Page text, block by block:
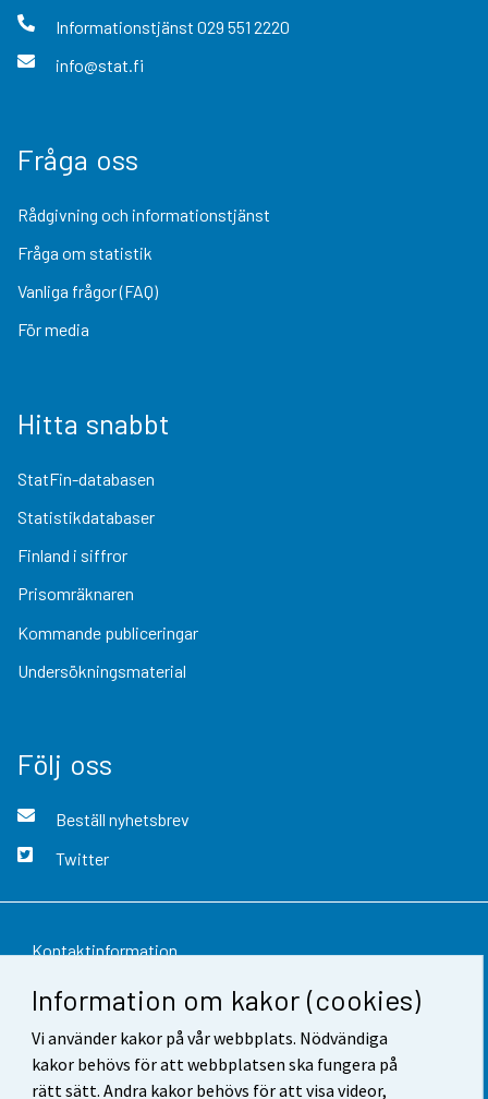
Information om kakor (cookies)
Vi använder kakor på vår webbplats. Nödvändiga
kakor behövs för att webbplatsen ska fungera på
rätt sätt. Andra kakor behövs för att visa videor,
Informationstjänst 029 551 2220
info@stat.fi
Fråga oss
Rådgivning och informationstjänst
Fråga om statistik
Vanliga frågor (FAQ)
För media
Hitta snabbt
StatFin-databasen
Statistikdatabaser
Finland i siffror
Prisomräknaren
Kommande publiceringar
Undersökningsmaterial
Följ oss
Beställ nyhetsbrev
Twitter
Kontaktinformation
Respons
Användarvillkor
Dataskydd